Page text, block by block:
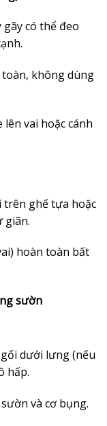
có thể đeo
không dùng
vai hoặc cánh
trên ghế tựa hoặc
giãn.
hoàn toàn bất
sườn
dưới lưng (nếu
hấp.
và cơ bụng.